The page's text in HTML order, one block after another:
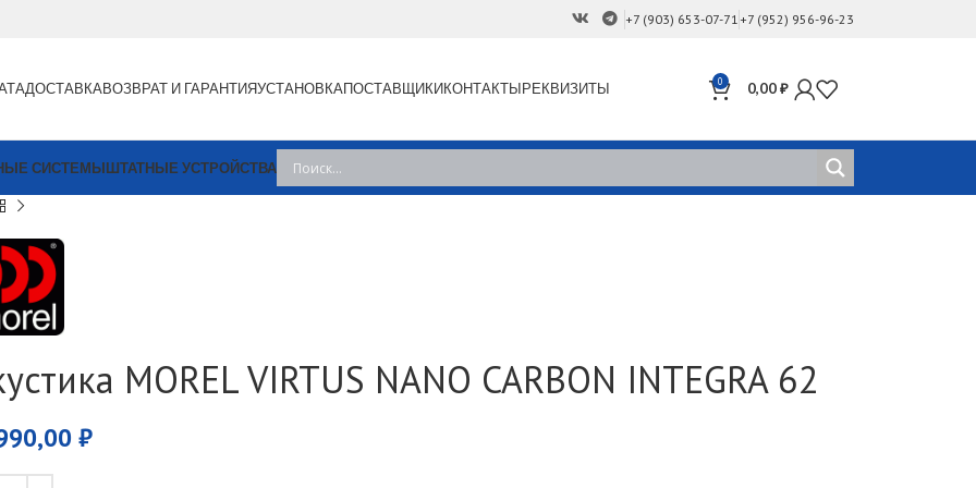
+7 (903) 653-07-71 +7 (952) 956-96-23
ДОСТАВКАВОЗВРАТ И ГАРАНТИЯУСТАНОВКАПОСТАВЩИКИКОНТАКТЫРЕКВИЗИТЫ 0 0,00₽
СИСТЕМЫШТАТНЫЕ УСТРОЙСТВА
MOREL VIRTUS NANO CARBON INTEGRA 62
₽